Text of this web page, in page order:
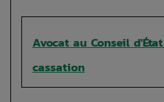
Avocat au Conseil
cassation